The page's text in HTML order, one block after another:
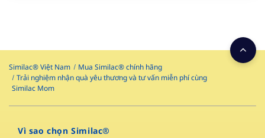
Similac® Việt Nam
Mua Similac® chính hãng
Trải nghiệm nhận quà yêu thương và tư vấn miễn phí cùng
Similac Mom
Vì sao chọn Similac®